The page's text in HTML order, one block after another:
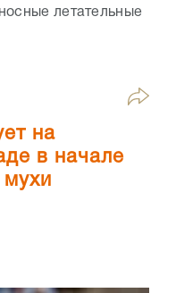
летательные
на
в начале
мухи